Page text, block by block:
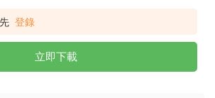
登錄
立即下載